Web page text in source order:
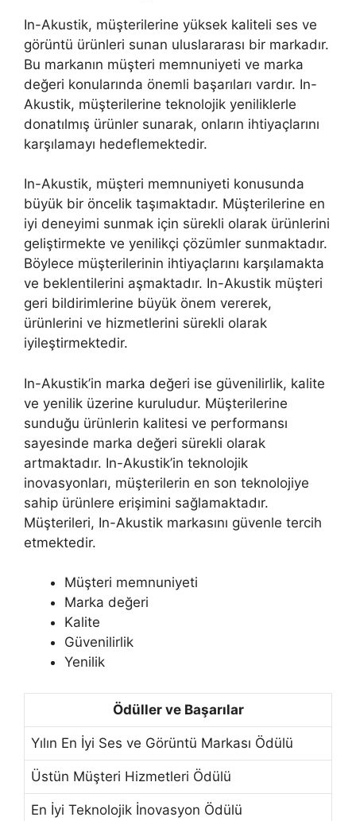
In-Akustik, müşterilerine yüksek kaliteli ses ve
görüntü ürünleri sunan uluslararası bir markadır.
Bu markanın müşteri memnuniyeti ve marka
değeri konularında önemli başarıları vardır. In-
Akustik, müşterilerine teknolojik yeniliklerle
donatılmış ürünler sunarak, onların ihtiyaçlarını
karşılamayı hedeflemektedir.
In-Akustik, müşteri memnuniyeti konusunda
büyük bir öncelik taşımaktadır. Müşterilerine en
iyi deneyimi sunmak için sürekli olarak ürünlerini
geliştirmekte ve yenilikçi çözümler sunmaktadır.
Böylece müşterilerinin ihtiyaçlarını karşılamakta
ve beklentilerini aşmaktadır. In-Akustik müşteri
geri bildirimlerine büyük önem vererek,
ürünlerini ve hizmetlerini sürekli olarak
iyileştirmektedir.
In-Akustik’in marka değeri ise güvenilirlik, kalite
ve yenilik üzerine kuruludur. Müşterilerine
sunduğu ürünlerin kalitesi ve performansı
sayesinde marka değeri sürekli olarak
artmaktadır. In-Akustik’in teknolojik
inovasyonları, müşterilerin en son teknolojiye
sahip ürünlere erişimini sağlamaktadır.
Müşterileri, In-Akustik markasını güvenle tercih
etmektedir.
Müşteri memnuniyeti
Marka değeri
Kalite
Güvenilirlik
Yenilik
Ödüller ve Başarılar
Yılın En İyi Ses ve Görüntü Markası Ödülü
Üstün Müşteri Hizmetleri Ödülü
En İyi Teknolojik İnovasyon Ödülü